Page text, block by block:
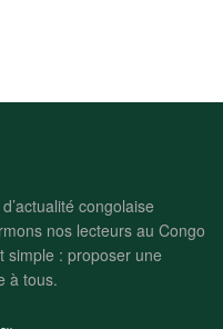
congolaise
nos lecteurs au Congo
simple : proposer une
à tous.